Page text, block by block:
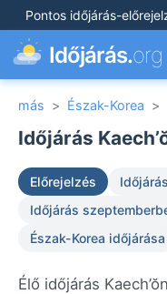
Pontos időjárás-
Időjárás.org
más > Észak-Korea >
Időjárás
Előrejelzés
Időjárás
Észak-Korea időjárása
Élő időjárás